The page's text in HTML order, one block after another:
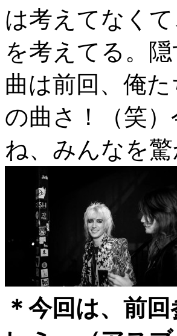
は考えてなく
を考えてる。
曲は前回、俺
の曲さ！（笑
ね、みんなを
＊今回は、前